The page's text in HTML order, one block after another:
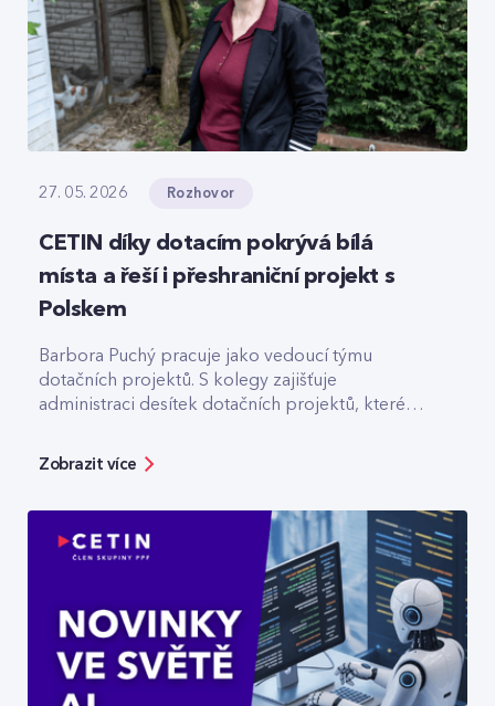
27. 05. 2026 Rozhovor
CETIN díky dotacím pokrývá bílá
místa a řeší i přeshraniční projekt s
Polskem
Barbora Puchý pracuje jako vedoucí týmu
dotačních projektů. S kolegy zajišťuje
administraci desítek dotačních projektů, které
lokalitách.
Zobrazit více